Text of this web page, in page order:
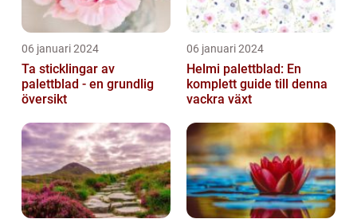
06 januari 2024
Ta sticklingar av
palettblad - en grundlig
översikt
06 januari 2024
Helmi palettblad: En
komplett guide till denna
vackra växt